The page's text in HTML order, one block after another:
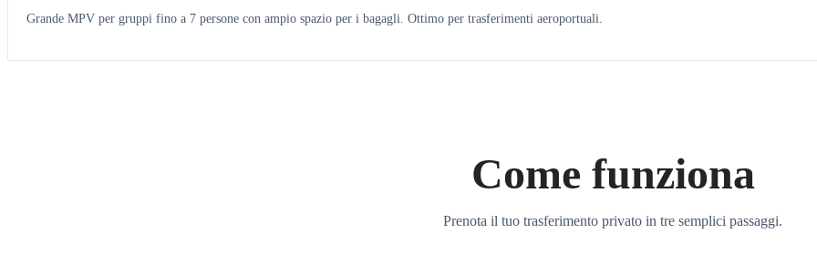
Grande MPV per gruppi fino a 7 persone con ampio spazio per i bagagli. Ottimo per trasferimenti aeroportuali.
Come funziona
Prenota il tuo trasferimento privato in tre semplici passaggi.